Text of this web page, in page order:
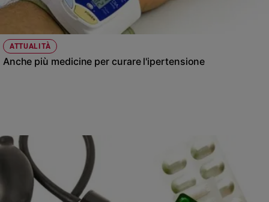
Interviste
Papa
Papa
e
spiritualità
Devozione
ATTUALITÀ
Anche più medicine per curare l'ipertensione